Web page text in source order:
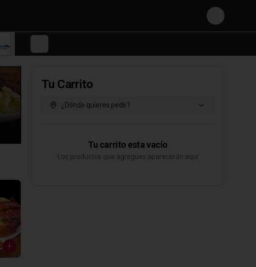
Login
Tu Carrito
¿Dónde quieres pedir?
Tu carrito esta vacío
Los productos que agregues aparecerán aquí